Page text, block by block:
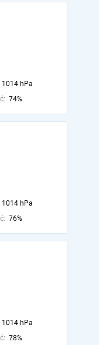
1014 hPa
74%
1014 hPa
76%
1014 hPa
78%